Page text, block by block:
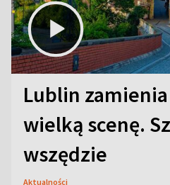
Lublin
wielką scenę.
wszędzie
Aktualności